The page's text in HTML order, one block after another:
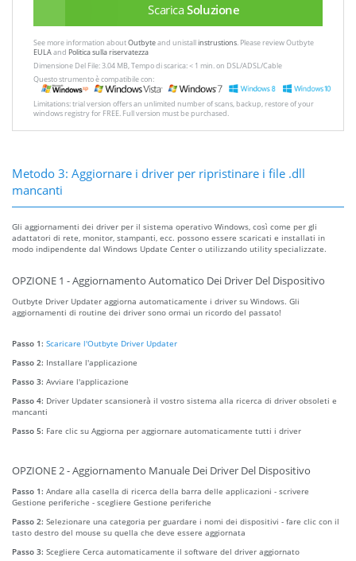
ScaricaSoluzione
See more information aboutOutbyteand unistallinstrustions. Please review Outbyte
EULAand Politica sulla riservatezza
Dimensione Del File: 3.04 MB, Tempo di scarica: < 1 min. on DSL/ADSL/Cable
Questo strumento è compatibile con:
Limitations: trial version offers an unlimited number of scans, backup, restore of your
windows registry for FREE. Full version must be purchased.
Metodo 3: Aggiornare i driver per ripristinare i file .dll
mancanti
Gli aggiornamenti dei driver per il sistema operativo Windows, così come per gli
adattatori di rete, monitor, stampanti, ecc. possono essere scaricati e installati in
modo indipendente dal Windows Update Center o utilizzando utility specializzate.
OPZIONE 1 - Aggiornamento Automatico Dei Driver Del Dispositivo
Outbyte Driver Updater aggiorna automaticamente i driver su Windows. Gli
aggiornamenti di routine dei driver sono ormai un ricordo del passato!
Passo 1: Scaricare l'Outbyte Driver Updater
Passo 2: Installare l'applicazione
Passo 3: Avviare l'applicazione
Passo 4: Driver Updater scansionerà il vostro sistema alla ricerca di driver obsoleti e
mancanti
Passo 5: Fare clic su Aggiorna per aggiornare automaticamente tutti i driver
OPZIONE 2 - Aggiornamento Manuale Dei Driver Del Dispositivo
Passo 1: Andare alla casella di ricerca della barra delle applicazioni - scrivere
Gestione periferiche - scegliere Gestione periferiche
Passo 2: Selezionare una categoria per guardare i nomi dei dispositivi - fare clic con il
tasto destro del mouse su quella che deve essere aggiornata
Passo 3: Scegliere Cerca automaticamente il software del driver aggiornato